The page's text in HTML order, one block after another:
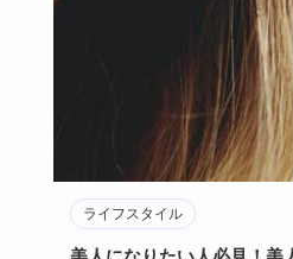
ライフスタイル